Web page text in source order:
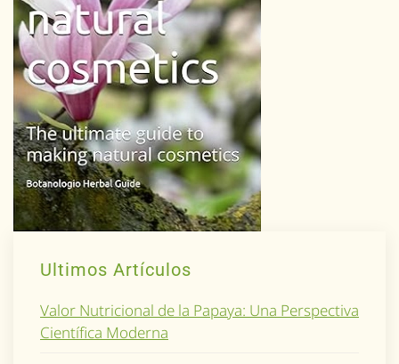
Ultimos Artículos
Valor Nutricional de la Papaya: Una Perspectiva
Científica Moderna